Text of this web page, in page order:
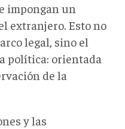
impongan un
extranjero. Esto no
legal, sino el
política: orientada
de la
y las